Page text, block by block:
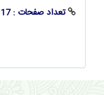
تعداد صفحات : 17 صفحه